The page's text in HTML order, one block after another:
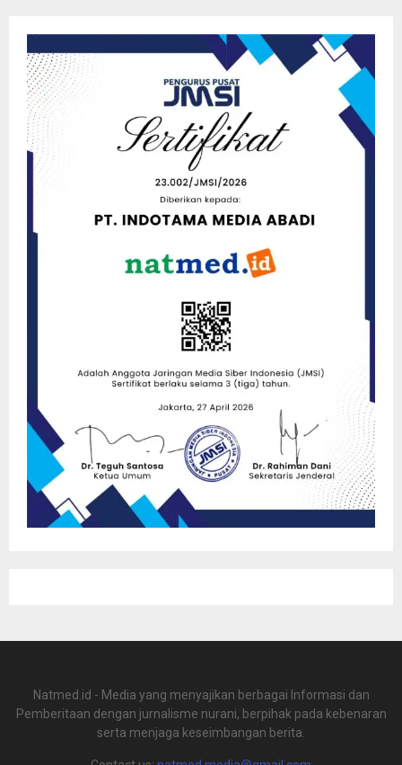
Natmed.id - Media yang menyajikan berbagai Informasi dan
Pemberitaan dengan jurnalisme nurani, berpihak pada kebenaran
serta menjaga keseimbangan berita.